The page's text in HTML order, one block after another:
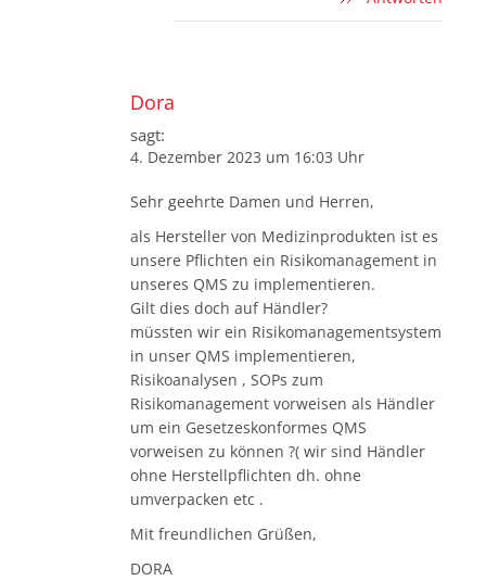
Dora
sagt:
4. Dezember 2023 um 16:03 Uhr
Sehr geehrte Damen und Herren,
als Hersteller von Medizinprodukten ist es
unsere Pflichten ein Risikomanagement in
unseres QMS zu implementieren.
Gilt dies doch auf Händler?
müssten wir ein Risikomanagementsystem
in unser QMS implementieren,
Risikoanalysen , SOPs zum
Risikomanagement vorweisen als Händler
um ein Gesetzeskonformes QMS
vorweisen zu können ?( wir sind Händler
ohne Herstellpflichten dh. ohne
umverpacken etc .
Mit freundlichen Grüßen,
DORA